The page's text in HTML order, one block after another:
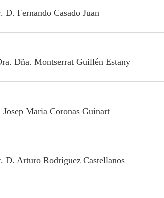
D. Fernando Casado Juan
Dña. Montserrat Guillén Estany
Maria Coronas Guinart
D. Arturo Rodríguez Castellanos